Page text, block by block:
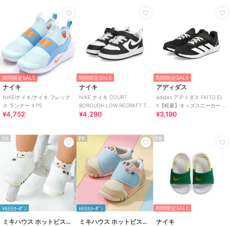
期間限定SALE
ナイキ
NIKE/ナイキ/ナイキ フレック
ス ランナー 4 PS
¥4,752
期間限定SALE
ナイキ
NIKE ナイキ COURT
BOROUGH LOW RECRAFT TD
べビースニーカー 子供靴
¥4,290
期間限定SALE
アディダス
adidas アディダス FAITO EL
K【軽量】キッズスニーカー 運
動会
¥3,190
PR
¥888ｸｰﾎﾟﾝ
ミキハウス ホットビスケッツ
PR
¥888ｸｰﾎﾟﾝ
ミキハウス ホットビスケッツ
PR
期間限定SALE
ナイキ